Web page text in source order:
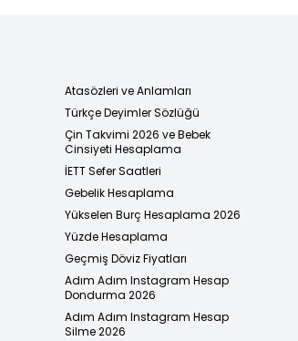
Atasözleri ve Anlamları
Türkçe Deyimler Sözlüğü
Çin Takvimi 2026 ve Bebek
Cinsiyeti Hesaplama
İETT Sefer Saatleri
Gebelik Hesaplama
Yükselen Burç Hesaplama 2026
Yüzde Hesaplama
Geçmiş Döviz Fiyatları
Adım Adım Instagram Hesap
Dondurma 2026
Adım Adım Instagram Hesap
Silme 2026